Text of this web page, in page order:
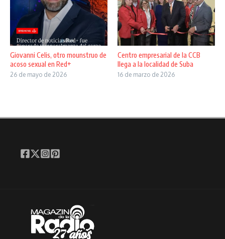
Giovanni Celis, otro mounstruo de
acoso sexual en Red+
26 de mayo de 2026
Centro empresarial de la CCB
llega a la localidad de Suba
16 de marzo de 2026